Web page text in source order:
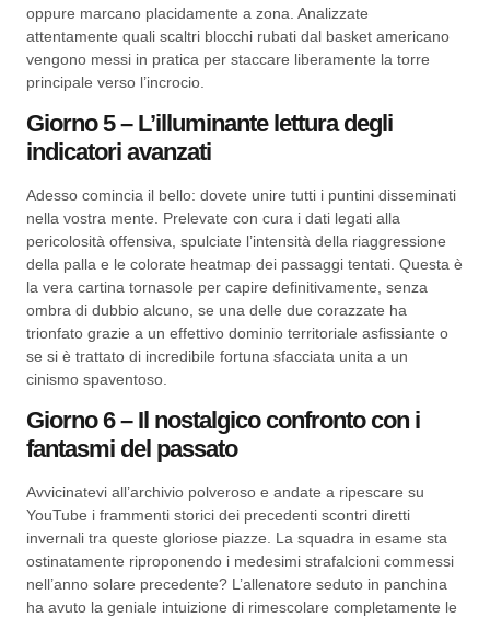
oppure marcano placidamente a zona. Analizzate
attentamente quali scaltri blocchi rubati dal basket americano
vengono messi in pratica per staccare liberamente la torre
principale verso l’incrocio.
Giorno 5 – L’illuminante lettura degli
indicatori avanzati
Adesso comincia il bello: dovete unire tutti i puntini disseminati
nella vostra mente. Prelevate con cura i dati legati alla
pericolosità offensiva, spulciate l’intensità della riaggressione
della palla e le colorate heatmap dei passaggi tentati. Questa è
la vera cartina tornasole per capire definitivamente, senza
ombra di dubbio alcuno, se una delle due corazzate ha
trionfato grazie a un effettivo dominio territoriale asfissiante o
se si è trattato di incredibile fortuna sfacciata unita a un
cinismo spaventoso.
Giorno 6 – Il nostalgico confronto con i
fantasmi del passato
Avvicinatevi all’archivio polveroso e andate a ripescare su
YouTube i frammenti storici dei precedenti scontri diretti
invernali tra queste gloriose piazze. La squadra in esame sta
ostinatamente riproponendo i medesimi strafalcioni commessi
nell’anno solare precedente? L’allenatore seduto in panchina
ha avuto la geniale intuizione di rimescolare completamente le